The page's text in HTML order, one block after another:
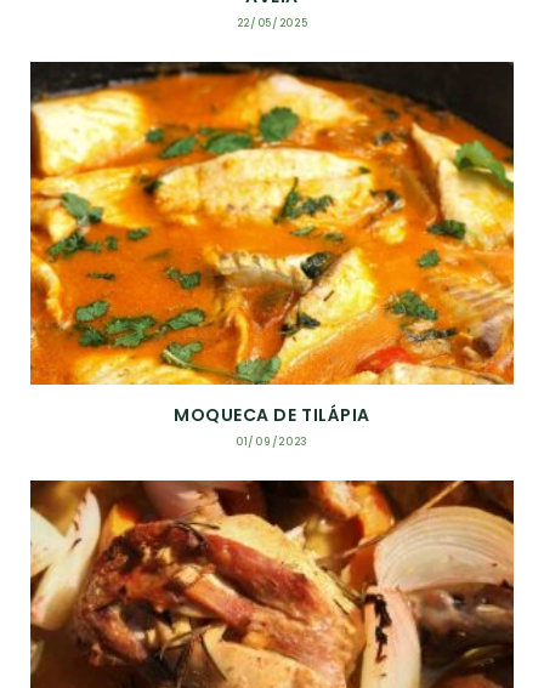
22/05/2025
MOQUECA DE TILÁPIA
01/09/2023